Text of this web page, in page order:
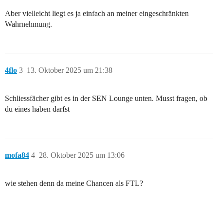
Aber vielleicht liegt es ja einfach an meiner eingeschränkten
Wahrnehmung.
4flo 13. Oktober 2025 um 21:38
3
Schliessfächer gibt es in der SEN Lounge unten. Musst fragen, ob
du eines haben darfst
mofa84 28. Oktober 2025 um 13:06
4
wie stehen denn da meine Chancen als FTL?